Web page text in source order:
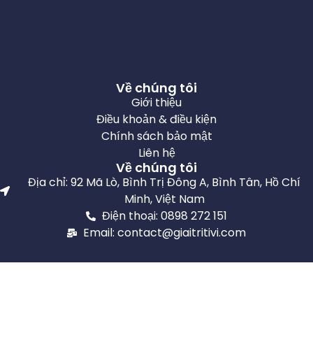
Về chúng tôi
Giới thiệu
Điều khoản & điều kiện
Chính sách bảo mật
Liên hệ
Về chúng tôi
Địa chỉ: 92 Mã Lò, Bình Trị Đông A, Bình Tân, Hồ Chí
Minh, Việt Nam
Điện thoại: 0898 272 151
Email: contact@giaitritivi.com